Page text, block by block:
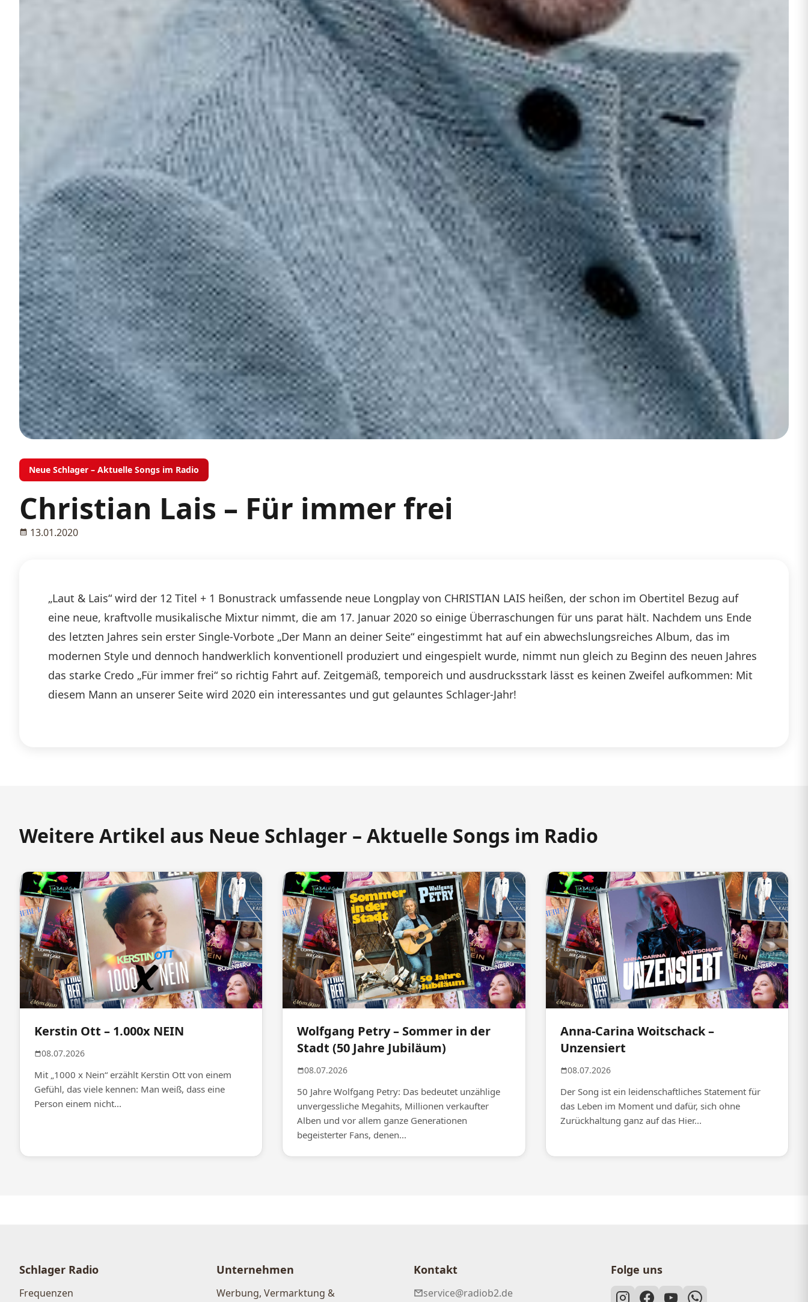
Neue Schlager – Aktuelle Songs im Radio
Christian Lais – Für immer frei
13.01.2020
„Laut & Lais“ wird der 12 Titel + 1 Bonustrack umfassende neue Longplay von CHRISTIAN LAIS heißen, der schon im Obertitel Bezug auf
eine neue, kraftvolle musikalische Mixtur nimmt, die am 17. Januar 2020 so einige Überraschungen für uns parat hält. Nachdem uns Ende
des letzten Jahres sein erster Single-Vorbote „Der Mann an deiner Seite“ eingestimmt hat auf ein abwechslungsreiches Album, das im
modernen Style und dennoch handwerklich konventionell produziert und eingespielt wurde, nimmt nun gleich zu Beginn des neuen Jahres
das starke Credo „Für immer frei“ so richtig Fahrt auf. Zeitgemäß, temporeich und ausdrucksstark lässt es keinen Zweifel aufkommen: Mit
diesem Mann an unserer Seite wird 2020 ein interessantes und gut gelauntes Schlager-Jahr!
Weitere Artikel aus Neue Schlager – Aktuelle Songs im Radio
Kerstin Ott – 1.000x NEIN
08.07.2026
Mit „1000 x Nein“ erzählt Kerstin Ott von einem
Gefühl, das viele kennen: Man weiß, dass eine
Person einem nicht...
Wolfgang Petry – Sommer in der
Stadt (50 Jahre Jubiläum)
08.07.2026
50 Jahre Wolfgang Petry: Das bedeutet unzählige
unvergessliche Megahits, Millionen verkaufter
Alben und vor allem ganze Generationen
begeisterter Fans, denen...
Anna-Carina Woitschack –
Unzensiert
08.07.2026
Der Song ist ein leidenschaftliches Statement für
das Leben im Moment und dafür, sich ohne
Zurückhaltung ganz auf das Hier...
Schlager Radio
Frequenzen
Unternehmen
Werbung, Vermarktung &
Kontakt
service@radiob2.de
Folge uns